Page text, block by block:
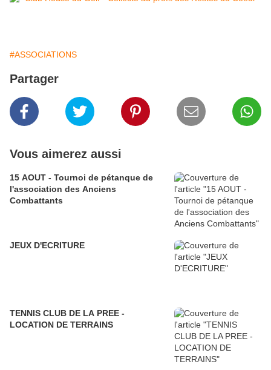
#ASSOCIATIONS
Partager
Vous aimerez aussi
15 AOUT - Tournoi de pétanque de
l'association des Anciens
Combattants
JEUX D'ECRITURE
TENNIS CLUB DE LA PREE -
LOCATION DE TERRAINS